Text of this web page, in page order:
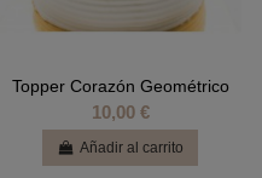
Topper Corazón Geométrico
10,00 €
Añadir al carrito